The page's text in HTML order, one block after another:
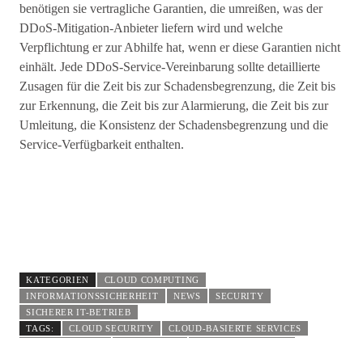
benötigen sie vertragliche Garantien, die umreißen, was der
DDoS-Mitigation-Anbieter liefern wird und welche
Verpflichtung er zur Abhilfe hat, wenn er diese Garantien nicht
einhält. Jede DDoS-Service-Vereinbarung sollte detaillierte
Zusagen für die Zeit bis zur Schadensbegrenzung, die Zeit bis
zur Erkennung, die Zeit bis zur Alarmierung, die Zeit bis zur
Umleitung, die Konsistenz der Schadensbegrenzung und die
Service-Verfügbarkeit enthalten.
KATEGORIEN
CLOUD COMPUTING
INFORMATIONSSICHERHEIT
NEWS
SECURITY
SICHERER IT-BETRIEB
TAGS:
CLOUD SECURITY
CLOUD-BASIERTE SERVICES